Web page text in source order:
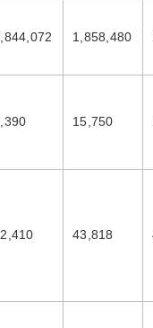
1,858,480
15,750
43,818